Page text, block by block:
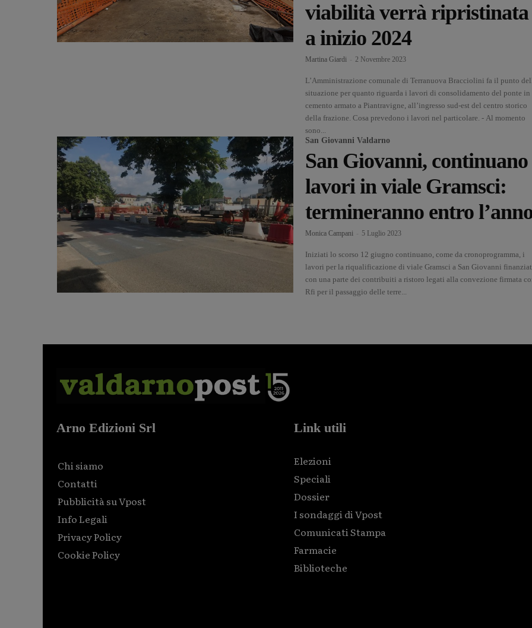
viabilità verrà ripristinata
a inizio 2024
Martina Giardi 2 Novembre 2023
L’Amministrazione comunale di Terranuova Bracciolini fa il punto
situazione per quanto riguarda i lavori di consolidamento del ponte in
cemento armato a Piantravigne, all’ingresso sud-est del centro storico
della frazione. Cosa prevedono i lavori nel particolare. - Al momento
sono...
San Giovanni Valdarno
San Giovanni,
lavori in viale Gramsci:
termineranno entro
Monica Campani 5 Luglio 2023
Iniziati lo scorso 12 giugno continuano, come da cronoprogramma, i
lavori per la riqualificazione di viale Gramsci a San Giovanni
con una parte dei contribuiti a ristoro legati alla convezione firmata
Rfi per il passaggio delle terre...
Arno Edizioni Srl
Chi siamo
Contatti
Pubblicità su Vpost
Info Legali
Privacy Policy
Cookie Policy
Link utili
Elezioni
Speciali
Dossier
I sondaggi di Vpost
Comunicati Stampa
Farmacie
Biblioteche